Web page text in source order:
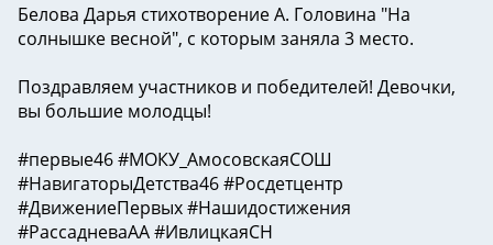
Белова Дарья стихотворение А. Головина "На
солнышке весной", с которым заняла 3 место.
Поздравляем участников и победителей! Девочки,
вы большие молодцы!
#первые46 #МОКУ_АмосовскаяСОШ
#НавигаторыДетства46 #Росдетцентр
#ДвижениеПервых #Нашидостижения
#РассадневаАА #ИвлицкаяСН